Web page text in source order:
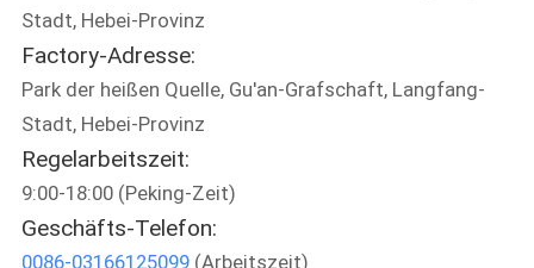
ÜBER
UNS
FABRIK-
AUSFLUG
Stadt, Hebei-Provinz
Factory-Adresse:
Park der heißen Quelle, Gu'an-Grafschaft, Langfang-
Stadt, Hebei-Provinz
Regelarbeitszeit:
9:00-18:00 (Peking-Zeit)
Geschäfts-Telefon:
0086-03166125099(Arbeitszeit)